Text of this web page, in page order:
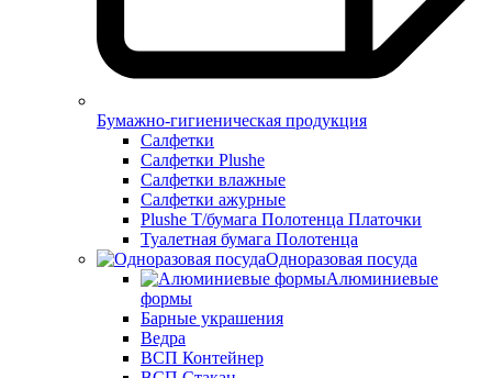
Бумажно-гигиеническая продукция
Салфетки
Салфетки Plushe
Салфетки влажные
Салфетки ажурные
Plushe Т/бумага Полотенца Платочки
Туалетная бумага Полотенца
Одноразовая посуда
Алюминиевые
формы
Барные украшения
Ведра
ВСП Контейнер